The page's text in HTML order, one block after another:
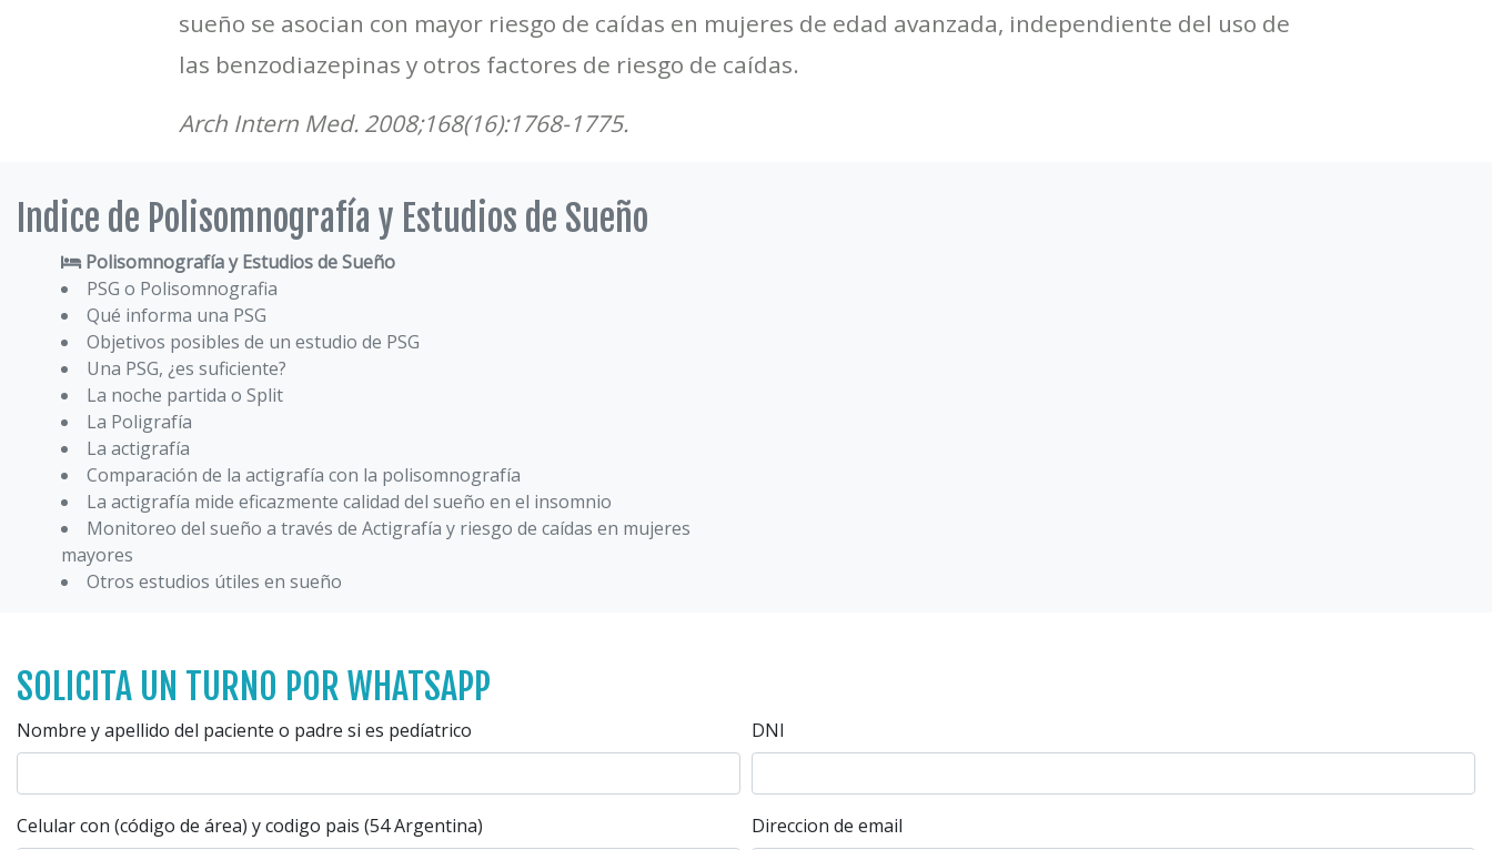
sueño se asocian con mayor riesgo de caídas en mujeres de edad avanzada, independiente del uso de
las benzodiazepinas y otros factores de riesgo de caídas.
Arch Intern Med. 2008;168(16):1768-1775.
Indice de Polisomnografía y Estudios de Sueño
Polisomnografía y Estudios de Sueño
PSG o Polisomnografia
Qué informa una PSG
Objetivos posibles de un estudio de PSG
Una PSG, ¿es suficiente?
La noche partida o Split
La Poligrafía
La actigrafía
Comparación de la actigrafía con la polisomnografía
La actigrafía mide eficazmente calidad del sueño en el insomnio
Monitoreo del sueño a través de Actigrafía y riesgo de caídas en mujeres
mayores
Otros estudios útiles en sueño
SOLICITA UN TURNO POR WHATSAPP
Nombre y apellido del paciente o padre si es pedíatrico DNI
Celular con (código de área) y codigo pais (54 Argentina) Direccion de email